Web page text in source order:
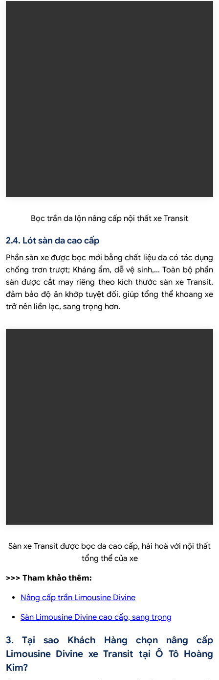
Bọc trần da lộn nâng cấp nội thất xe Transit
2.4. Lót sàn da cao cấp
Phần sàn xe được bọc mới bằng chất liệu da có tác dụng
chống trơn trượt; Kháng ẩm, dễ vệ sinh,... Toàn bộ phần
sàn được cắt may riêng theo kích thước sàn xe Transit,
đảm bảo độ ăn khớp tuyệt đối, giúp tổng thể khoang xe
trở nên liền lạc, sang trọng hơn.
Sàn xe Transit được bọc da cao cấp, hài hoà với nội thất
tổng thể của xe
>>> Tham khảo thêm:
Nâng cấp trần Limousine Divine
Sàn Limousine Divine cao cấp, sang trọng
3. Tại sao Khách Hàng chọn nâng cấp
Limousine Divine xe Transit tại Ô Tô Hoàng
Kim?